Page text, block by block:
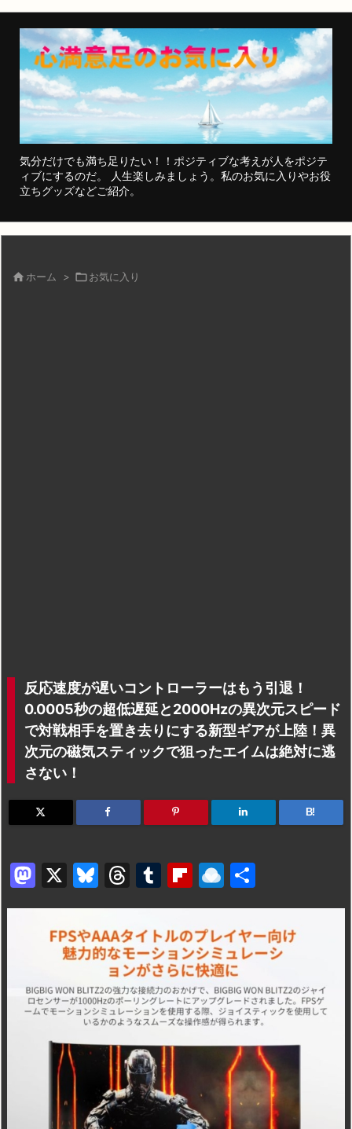
気分だけでも満ち足りたい！！ポジティブな考えが人をポジテ
ィブにするのだ。 人生楽しみましょう。私のお気に入りやお役
立ちグッズなどご紹介。
 ホーム > お気に入り
反応速度が遅いコントローラーはもう引退！
0.0005秒の超低遅延と2000Hzの異次元スピード
で対戦相手を置き去りにする新型ギアが上陸！異
次元の磁気スティックで狙ったエイムは絶対に逃
さない！
B!
M
a
st
o
o
X
Bl
u
e
s
k
y
T
hr
e
a
d
s
T
u
m
bl
r
Fl
ip
b
o
ar
d
R
ai
n
dr
o
p.
io
有